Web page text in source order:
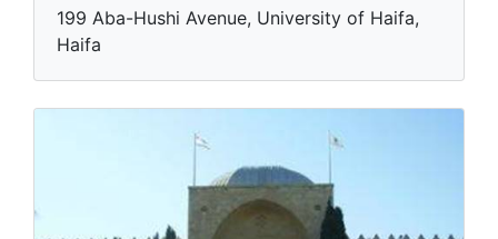
199 Aba-Hushi Avenue, University of Haifa,
Haifa